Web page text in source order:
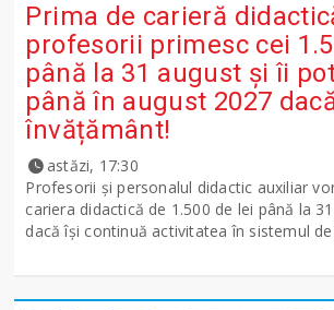
Prima de carieră
profesorii primesc cei
până la 31 august și îi
până în august 2027
învățământ!
astăzi, 17:30
Profesorii și personalul didactic auxiliar
cariera didactică de 1.500 de lei până la
dacă își continuă activitatea în sistemul